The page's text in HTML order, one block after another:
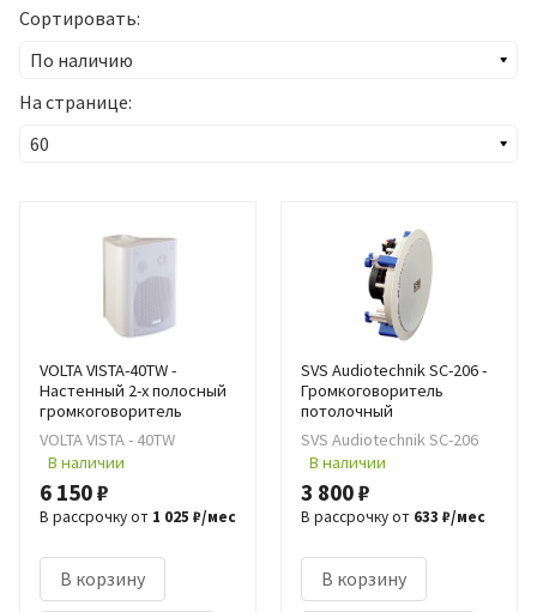
Сортировать:
На странице:
VOLTA VISTA-40TW -
Настенный 2-х полосный
громкоговоритель
VOLTA VISTA - 40TW
В наличии
6 150 ₽
В рассрочку от 1 025 ₽/мес
В корзину
SVS Audiotechnik SC-206 -
Громкоговоритель
потолочный
SVS Audiotechnik SC-206
В наличии
3 800 ₽
В рассрочку от 633 ₽/мес
В корзину